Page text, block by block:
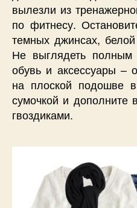
вылезли из
по фитнесу.
темных джинсах,
Не выглядеть полным
обувь и аксессуары –
на плоской подошве
сумочкой и дополните
гвоздиками.